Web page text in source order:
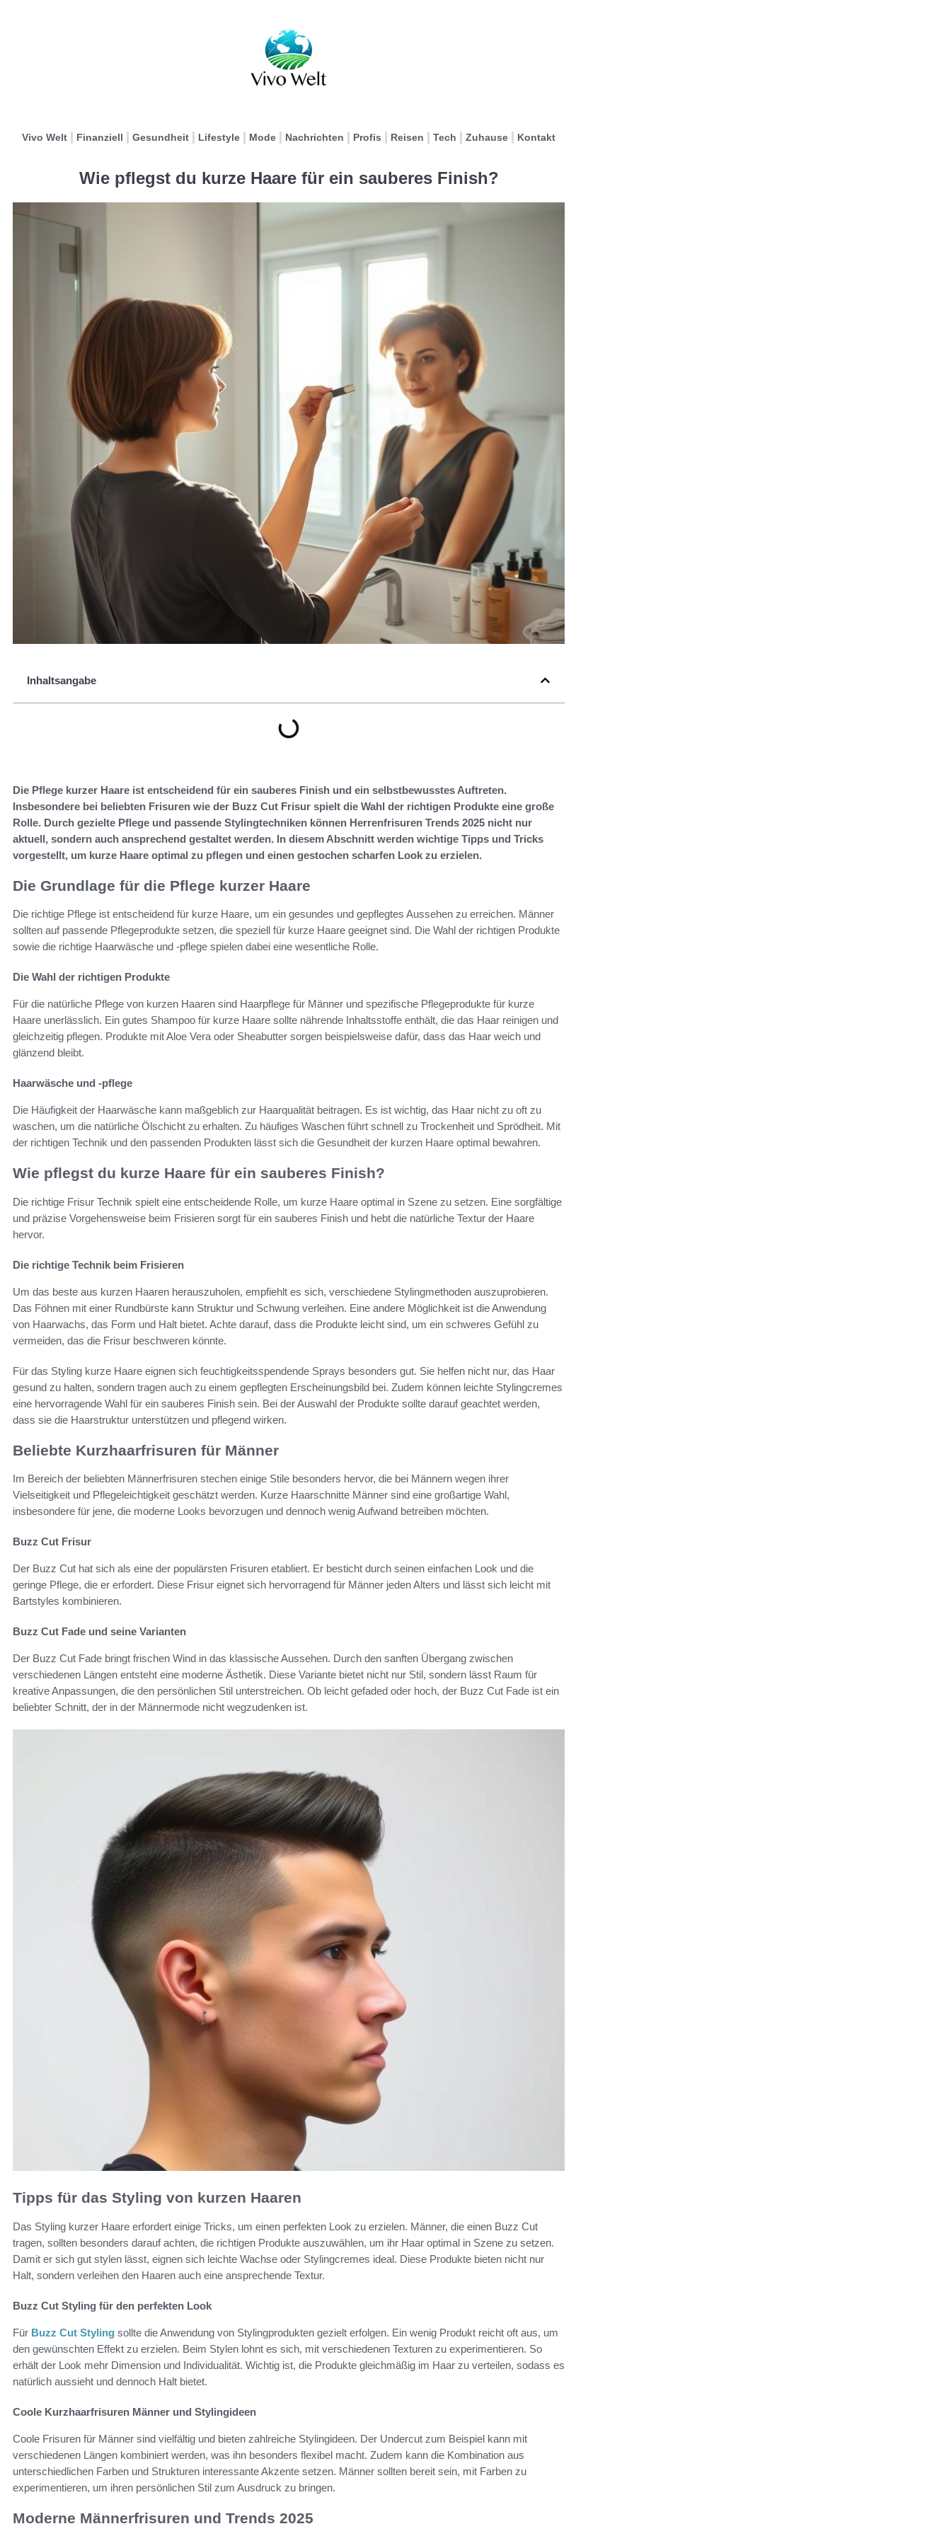
Vivo Welt Finanziell Gesundheit Lifestyle Mode Nachrichten Profis Reisen Tech Zuhause Kontakt
Wie pflegst du kurze Haare für ein sauberes Finish?
Inhaltsangabe
Die Pflege kurzer Haare ist entscheidend für ein sauberes Finish und ein selbstbewusstes Auftreten.
Insbesondere bei beliebten Frisuren wie der Buzz Cut Frisur spielt die Wahl der richtigen Produkte eine große
Rolle. Durch gezielte Pflege und passende Stylingtechniken können Herrenfrisuren Trends 2025 nicht nur
aktuell, sondern auch ansprechend gestaltet werden. In diesem Abschnitt werden wichtige Tipps und Tricks
vorgestellt, um kurze Haare optimal zu pflegen und einen gestochen scharfen Look zu erzielen.
Die Grundlage für die Pflege kurzer Haare
Die richtige Pflege ist entscheidend für kurze Haare, um ein gesundes und gepflegtes Aussehen zu erreichen. Männer
sollten auf passende Pflegeprodukte setzen, die speziell für kurze Haare geeignet sind. Die Wahl der richtigen Produkte
sowie die richtige Haarwäsche und -pflege spielen dabei eine wesentliche Rolle.
Die Wahl der richtigen Produkte
Für die natürliche Pflege von kurzen Haaren sind Haarpflege für Männer und spezifische Pflegeprodukte für kurze
Haare unerlässlich. Ein gutes Shampoo für kurze Haare sollte nährende Inhaltsstoffe enthält, die das Haar reinigen und
gleichzeitig pflegen. Produkte mit Aloe Vera oder Sheabutter sorgen beispielsweise dafür, dass das Haar weich und
glänzend bleibt.
Haarwäsche und -pflege
Die Häufigkeit der Haarwäsche kann maßgeblich zur Haarqualität beitragen. Es ist wichtig, das Haar nicht zu oft zu
waschen, um die natürliche Ölschicht zu erhalten. Zu häufiges Waschen führt schnell zu Trockenheit und Sprödheit. Mit
der richtigen Technik und den passenden Produkten lässt sich die Gesundheit der kurzen Haare optimal bewahren.
Wie pflegst du kurze Haare für ein sauberes Finish?
Die richtige Frisur Technik spielt eine entscheidende Rolle, um kurze Haare optimal in Szene zu setzen. Eine sorgfältige
und präzise Vorgehensweise beim Frisieren sorgt für ein sauberes Finish und hebt die natürliche Textur der Haare
hervor.
Die richtige Technik beim Frisieren
Um das beste aus kurzen Haaren herauszuholen, empfiehlt es sich, verschiedene Stylingmethoden auszuprobieren.
Das Föhnen mit einer Rundbürste kann Struktur und Schwung verleihen. Eine andere Möglichkeit ist die Anwendung
von Haarwachs, das Form und Halt bietet. Achte darauf, dass die Produkte leicht sind, um ein schweres Gefühl zu
vermeiden, das die Frisur beschweren könnte.
Für das Styling kurze Haare eignen sich feuchtigkeitsspendende Sprays besonders gut. Sie helfen nicht nur, das Haar
gesund zu halten, sondern tragen auch zu einem gepflegten Erscheinungsbild bei. Zudem können leichte Stylingcremes
eine hervorragende Wahl für ein sauberes Finish sein. Bei der Auswahl der Produkte sollte darauf geachtet werden,
dass sie die Haarstruktur unterstützen und pflegend wirken.
Beliebte Kurzhaarfrisuren für Männer
Im Bereich der beliebten Männerfrisuren stechen einige Stile besonders hervor, die bei Männern wegen ihrer
Vielseitigkeit und Pflegeleichtigkeit geschätzt werden. Kurze Haarschnitte Männer sind eine großartige Wahl,
insbesondere für jene, die moderne Looks bevorzugen und dennoch wenig Aufwand betreiben möchten.
Buzz Cut Frisur
Der Buzz Cut hat sich als eine der populärsten Frisuren etabliert. Er besticht durch seinen einfachen Look und die
geringe Pflege, die er erfordert. Diese Frisur eignet sich hervorragend für Männer jeden Alters und lässt sich leicht mit
Bartstyles kombinieren.
Buzz Cut Fade und seine Varianten
Der Buzz Cut Fade bringt frischen Wind in das klassische Aussehen. Durch den sanften Übergang zwischen
verschiedenen Längen entsteht eine moderne Ästhetik. Diese Variante bietet nicht nur Stil, sondern lässt Raum für
kreative Anpassungen, die den persönlichen Stil unterstreichen. Ob leicht gefaded oder hoch, der Buzz Cut Fade ist ein
beliebter Schnitt, der in der Männermode nicht wegzudenken ist.
Tipps für das Styling von kurzen Haaren
Das Styling kurzer Haare erfordert einige Tricks, um einen perfekten Look zu erzielen. Männer, die einen Buzz Cut
tragen, sollten besonders darauf achten, die richtigen Produkte auszuwählen, um ihr Haar optimal in Szene zu setzen.
Damit er sich gut stylen lässt, eignen sich leichte Wachse oder Stylingcremes ideal. Diese Produkte bieten nicht nur
Halt, sondern verleihen den Haaren auch eine ansprechende Textur.
Buzz Cut Styling für den perfekten Look
Für Buzz Cut Styling sollte die Anwendung von Stylingprodukten gezielt erfolgen. Ein wenig Produkt reicht oft aus, um
den gewünschten Effekt zu erzielen. Beim Stylen lohnt es sich, mit verschiedenen Texturen zu experimentieren. So
erhält der Look mehr Dimension und Individualität. Wichtig ist, die Produkte gleichmäßig im Haar zu verteilen, sodass es
natürlich aussieht und dennoch Halt bietet.
Coole Kurzhaarfrisuren Männer und Stylingideen
Coole Frisuren für Männer sind vielfältig und bieten zahlreiche Stylingideen. Der Undercut zum Beispiel kann mit
verschiedenen Längen kombiniert werden, was ihn besonders flexibel macht. Zudem kann die Kombination aus
unterschiedlichen Farben und Strukturen interessante Akzente setzen. Männer sollten bereit sein, mit Farben zu
experimentieren, um ihren persönlichen Stil zum Ausdruck zu bringen.
Moderne Männerfrisuren und Trends 2025